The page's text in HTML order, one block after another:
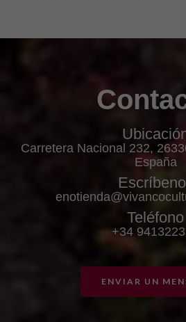
Carretera Nacional 232,
España
Teléfono
+34
ENVIAR UN